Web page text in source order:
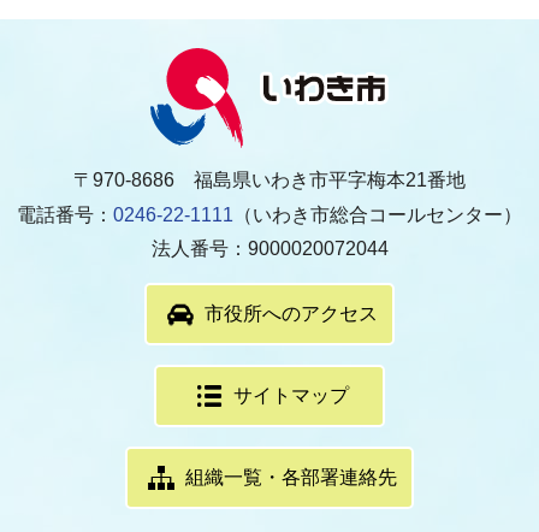
〒970-8686 福島県いわき市平字梅本21番地
電話番号： 0246-22-1111 （いわき市総合コールセンター）
法人番号：9000020072044
市役所へのアクセス
サイトマップ
組織一覧・各部署連絡先